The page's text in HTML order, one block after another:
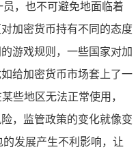
，也不可避免地面临着
加密货币持有不同的态度
游戏规则，一些国家对加
给加密货币市场套上了一
些地区无法正常使用，
，监管政策的变化就像变
发展产生不利影响，让